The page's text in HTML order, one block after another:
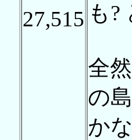
27,515 も?
全
の
か